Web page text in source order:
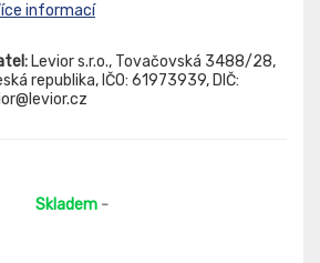
informací
Levior s.r.o., Tovačovská 3488/28,
republika, IČO: 61973939, DIČ:
Skladem -